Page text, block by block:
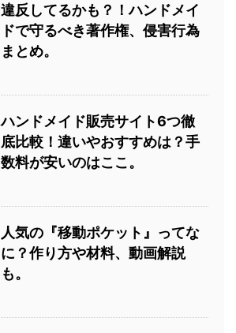
違反してるかも？！ハンドメイ
ドで守るべき著作権、侵害行為
まとめ。
ハンドメイド販売サイト6つ徹
底比較！違いやおすすめは？手
数料が安いのはここ。
人気の『移動ポケット』ってな
に？作り方や材料、動画解説
も。